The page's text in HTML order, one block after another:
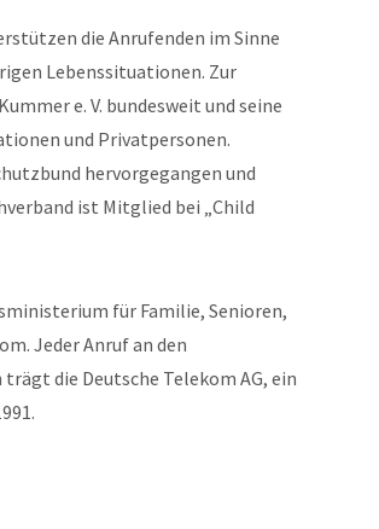
die Anrufenden im Sinne
Lebenssituationen. Zur
e. V. bundesweit und seine
und Privatpersonen.
hervorgegangen und
ist Mitglied bei „Child
für Familie, Senioren,
Jeder Anruf an den
die Deutsche Telekom AG, ein